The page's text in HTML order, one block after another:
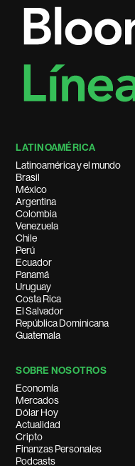
LATINOAMÉRICA
Latinoamérica y el mundo
Brasil
México
Argentina
Colombia
Venezuela
Chile
Perú
Ecuador
Panamá
Uruguay
Costa Rica
El Salvador
República Dominicana
Guatemala
SOBRE NOSOTROS
Economía
Mercados
Dólar Hoy
Actualidad
Cripto
Finanzas Personales
Podcasts